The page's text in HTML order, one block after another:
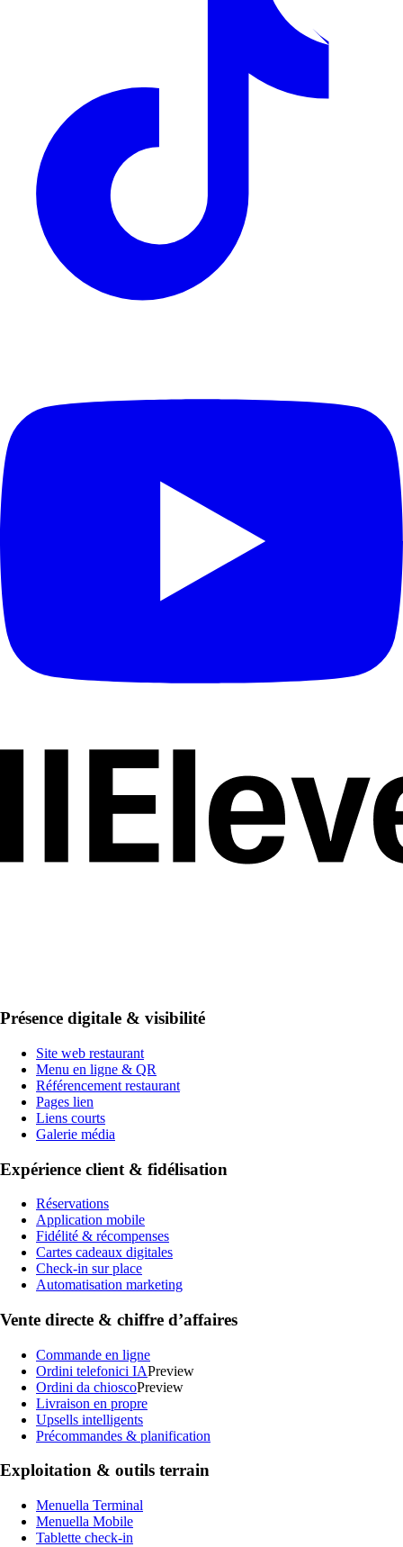
Présence digitale & visibilité
Site web restaurant
Menu en ligne & QR
Référencement restaurant
Pages lien
Liens courts
Galerie média
Expérience client & fidélisation
Réservations
Application mobile
Fidélité & récompenses
Cartes cadeaux digitales
Check-in sur place
Automatisation marketing
Vente directe & chiffre d’affaires
Commande en ligne
Ordini telefonici IAPreview
Ordini da chioscoPreview
Livraison en propre
Upsells intelligents
Précommandes & planification
Exploitation & outils terrain
Menuella Terminal
Menuella Mobile
Tablette check-in